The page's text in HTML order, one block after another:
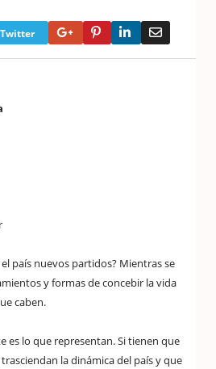
Twitter Google+PinterestLinkedIn
país nuevos partidos? Mientras se
y formas de concebir la vida
caben.
es lo que representan. Si tienen que
la dinámica del país y que